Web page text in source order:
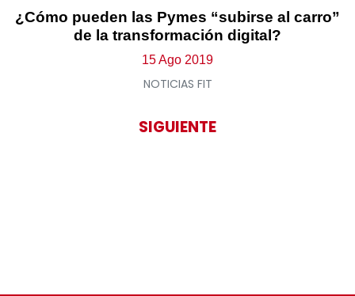
¿Cómo pueden las Pymes “subirse al carro”
de la transformación digital?
15 Ago 2019
NOTICIAS FIT
SIGUIENTE